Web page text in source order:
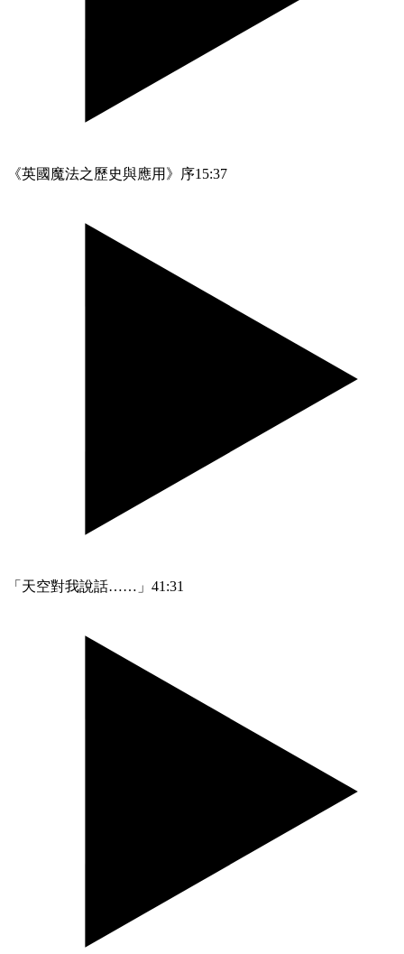
《英國魔法之歷史與應用》序15:37
「天空對我說話……」 41:31